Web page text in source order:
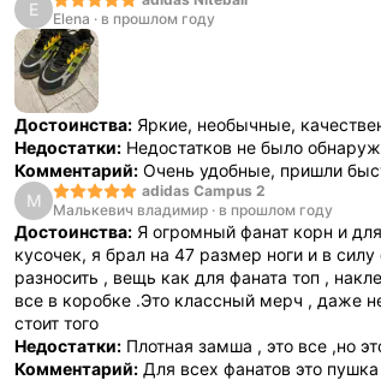
E
Elena · в прошлом году
Достоинства: Яркие, необычные,
Недостатки: Недостатков не было
Комментарий: Очень удобные, пришли
М
adidas Campus 2
Малькевич владимир · в прошлом году
Достоинства: Я огромный фанат корн и
кусочек, я брал на 47 размер ноги и в
разносить , вещь как для фаната топ ,
все в коробке .Это классный мерч , даже
стоит того
Недостатки: Плотная замша , это все ,но
Комментарий: Для всех фанатов это